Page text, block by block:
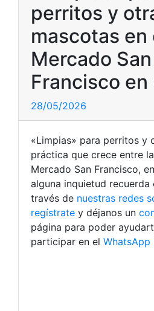
perritos y
mascotas en
Mercado San
Francisco en
28/05/2026
«Limpias» para perritos y
práctica que crece entre
Mercado San Francisco,
alguna inquietud recuerda
través de nuestras redes
regístrate y déjanos un
página para poder
participar en el WhatsApp